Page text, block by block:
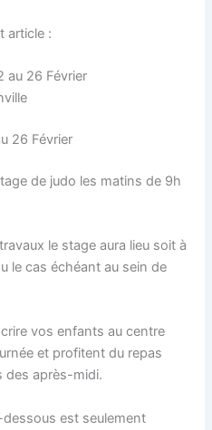
article :
au 26 Février
26 Février
de judo les matins de 9h
le stage aura lieu soit à
le cas échéant au sein de
vos enfants au centre
et profitent du repas
des après-midi.
est seulement